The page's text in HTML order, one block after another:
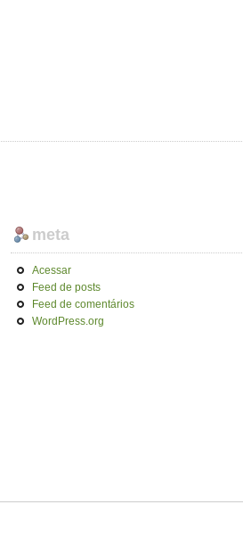
meta
Acessar
Feed de posts
Feed de comentários
WordPress.org